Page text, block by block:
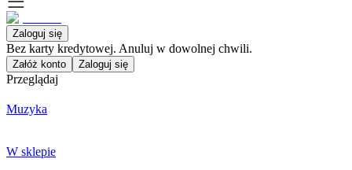
Zaloguj się
Bez karty kredytowej. Anuluj w dowolnej chwili.
Załóż konto Zaloguj się
Przeglądaj
Muzyka
W sklepie